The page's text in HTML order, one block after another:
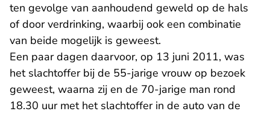
ten gevolge van aanhoudend geweld op de hals
of door verdrinking, waarbij ook een combinatie
van beide mogelijk is geweest.
Een paar dagen daarvoor, op 13 juni 2011, was
het slachtoffer bij de 55-jarige vrouw op bezoek
geweest, waarna zij en de 70-jarige man rond
18.30 uur met het slachtoffer in de auto van de